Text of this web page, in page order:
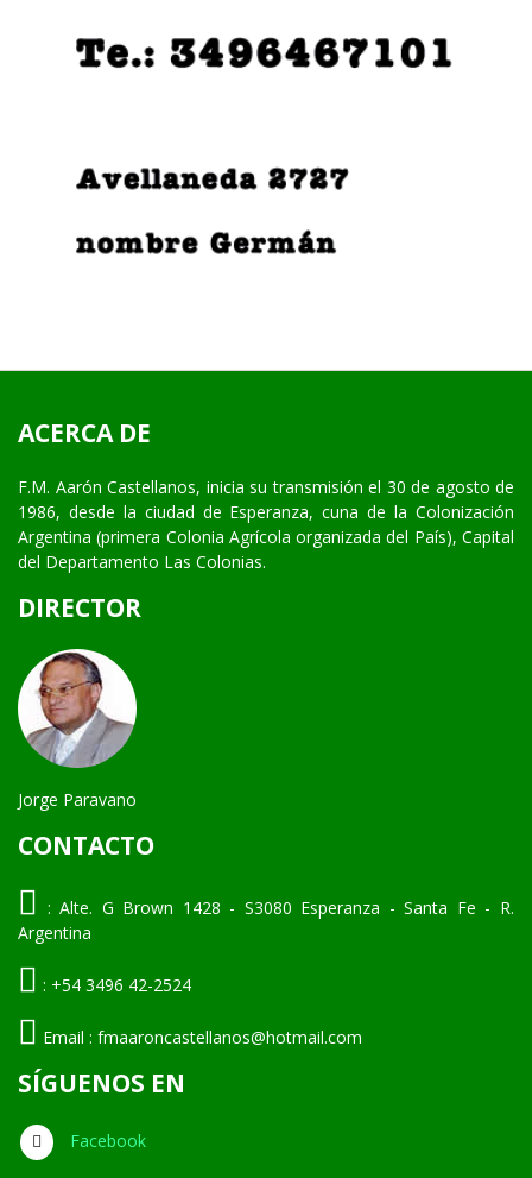
ACERCA DE
F.M. Aarón Castellanos, inicia su transmisión el 30 de agosto de
1986, desde la ciudad de Esperanza, cuna de la Colonización
Argentina (primera Colonia Agrícola organizada del País), Capital
del Departamento Las Colonias.
DIRECTOR
Jorge Paravano
CONTACTO
: Alte. G Brown 1428 - S3080 Esperanza - Santa Fe - R.
Argentina
: +54 3496 42-2524
Email : fmaaroncastellanos@hotmail.com
SÍGUENOS EN
Facebook